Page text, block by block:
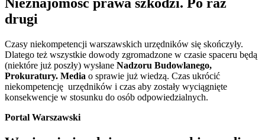
drugi
Czasy niekompetencji warszawskich urzędników się skończyły.
Dlatego też wszystkie dowody zgromadzone w czasie spaceru będą
(niektóre już poszły) wysłane Nadzoru Budowlanego,
Prokuratury. Media o sprawie już wiedzą. Czas ukrócić
niekompetencję urzędników i czas aby zostały wyciągnięte
konsekwencje w stosunku do osób odpowiedzialnych.
Portal Warszawski